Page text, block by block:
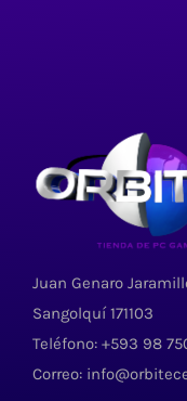
Juan Genaro
Sangolquí 171103
Teléfono: +593 98
Correo: